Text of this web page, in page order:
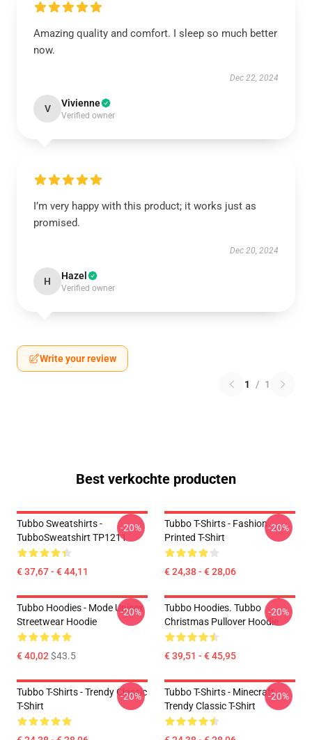
Amazing quality and comfort. I sleep so much better
now.
Dec 22, 2024
V Vivienne
Verified owner
I’m very happy with this product; it works just as
promised.
Dec 20, 2024
H Hazel
Verified owner
Write your review
1 / 1
Best verkochte producten
Tubbo Sweatshirts -
TubboSweatshirt TP1211
€ 37,67 - € 44,11
-20%
Tubbo T-Shirts - Fashion
Printed T-Shirt
€ 24,38 - € 28,06
-20%
Tubbo Hoodies - Mode Unisex
Streetwear Hoodie
€ 40,02$43.5
-20%
Tubbo Hoodies. Tubbo
Christmas Pullover Hoodie
€ 39,51 - € 45,95
-20%
Tubbo T-Shirts - Trendy Classic
T-Shirt
-20%
Tubbo T-Shirts - Minecraft
Trendy Classic T-Shirt
-20%